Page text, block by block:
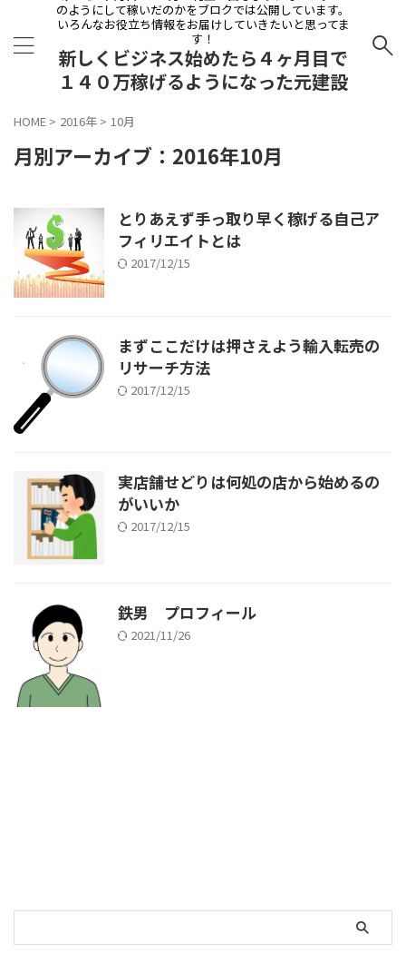
のようにして稼いだのかをブロクでは公開しています。
いろんなお役立ち情報をお届けしていきたいと思ってま
す！
新しくビジネス始めたら４ヶ月目で
１４０万稼げるようになった元建設
HOME > 2016年 > 10月
月別アーカイブ：2016年10月
とりあえず手っ取り早く稼げる自己ア
フィリエイトとは
2017/12/15
まずここだけは押さえよう輸入転売の
リサーチ方法
2017/12/15
実店舗せどりは何処の店から始めるの
がいいか
2017/12/15
鉄男 プロフィール
2021/11/26